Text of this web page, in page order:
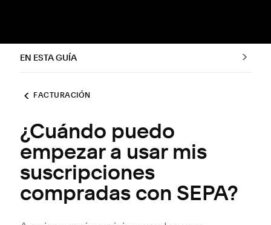
EN ESTA GUÍA
FACTURACIÓN
¿Cuándo puedo
empezar a usar mis
suscripciones
compradas con SEPA?